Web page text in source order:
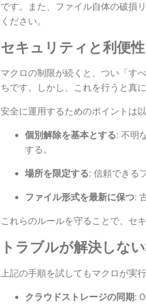
です。また、ファイル自体の破損
ください。
セキュリティと利便
マクロの制限が続くと、つい「す
ちです。しかし、これを行うと真
安全に運用するためのポイントは以
個別解除を基本とする: 不明
する。
場所を限定する: 信頼できる
ファイル形式を最新に保つ:
これらのルールを守ることで、セ
トラブルが解決しな
上記の手順を試してもマクロが実
クラウドストレージの同期: